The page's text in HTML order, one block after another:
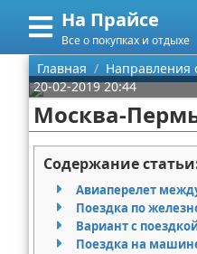
На Прайсе
Все о покупках и отдыхе
Меню
Главная
Категории
Разное про покупки
Aliexpress
Сделай онлайн
Поиск
О проекте
Контакты
Главная Направления
20-02-2019 20:44
Москва-
Содержание
Авиаперелет
Поездка по
Вариант с
Поездка на